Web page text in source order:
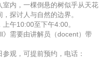
内，一棵倒悬的树似乎从天花
探讨人与自然的边界。
上午10:00至下午4:00。
》需要由讲解员（docent）带
参观，可提前预约，电话：